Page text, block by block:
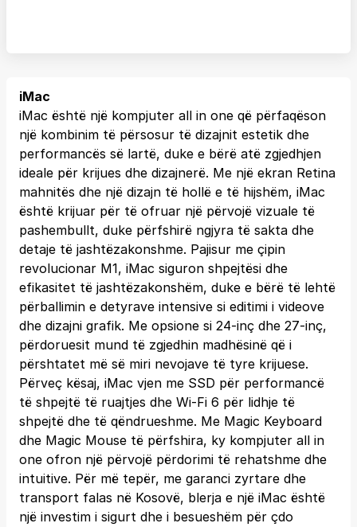
iMac
iMac është një kompjuter all in one që përfaqëson
një kombinim të përsosur të dizajnit estetik dhe
performancës së lartë, duke e bërë atë zgjedhjen
ideale për krijues dhe dizajnerë. Me një ekran Retina
mahnitës dhe një dizajn të hollë e të hijshëm, iMac
është krijuar për të ofruar një përvojë vizuale të
pashembullt, duke përfshirë ngjyra të sakta dhe
detaje të jashtëzakonshme. Pajisur me çipin
revolucionar M1, iMac siguron shpejtësi dhe
efikasitet të jashtëzakonshëm, duke e bërë të lehtë
përballimin e detyrave intensive si editimi i videove
dhe dizajni grafik. Me opsione si 24-inç dhe 27-inç,
përdoruesit mund të zgjedhin madhësinë që i
përshtatet më së miri nevojave të tyre krijuese.
Përveç kësaj, iMac vjen me SSD për performancë
të shpejtë të ruajtjes dhe Wi-Fi 6 për lidhje të
shpejtë dhe të qëndrueshme. Me Magic Keyboard
dhe Magic Mouse të përfshira, ky kompjuter all in
one ofron një përvojë përdorimi të rehatshme dhe
intuitive. Për më tepër, me garanci zyrtare dhe
transport falas në Kosovë, blerja e një iMac është
një investim i sigurt dhe i besueshëm për çdo